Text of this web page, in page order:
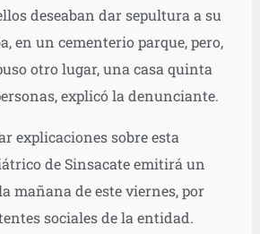
deseaban dar sepultura a su
en un cementerio parque, pero,
otro lugar, una casa quinta
explicó la denunciante.
explicaciones sobre esta
de Sinsacate emitirá un
mañana de este viernes, por
sociales de la entidad.